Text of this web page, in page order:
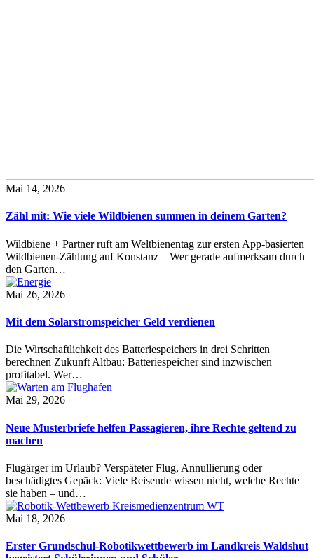
Mai 14, 2026
Zähl mit: Wie viele Wildbienen summen in deinem Garten?
Wildbiene + Partner ruft am Weltbienentag zur ersten App-basierten
Wildbienen-Zählung auf Konstanz – Wer gerade aufmerksam durch
den Garten…
Mai 26, 2026
Mit dem Solarstromspeicher Geld verdienen
Die Wirtschaftlichkeit des Batteriespeichers in drei Schritten
berechnen Zukunft Altbau: Batteriespeicher sind inzwischen
profitabel. Wer…
Mai 29, 2026
Neue Musterbriefe helfen Passagieren, ihre Rechte geltend zu
machen
Flugärger im Urlaub? Verspäteter Flug, Annullierung oder
beschädigtes Gepäck: Viele Reisende wissen nicht, welche Rechte
sie haben – und…
Mai 18, 2026
Erster Grundschul-Robotikwettbewerb im Landkreis Waldshut